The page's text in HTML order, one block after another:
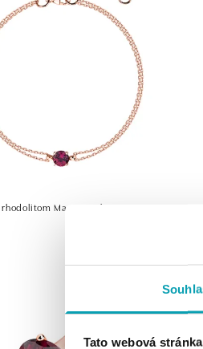
Tato webová
Magic Wish